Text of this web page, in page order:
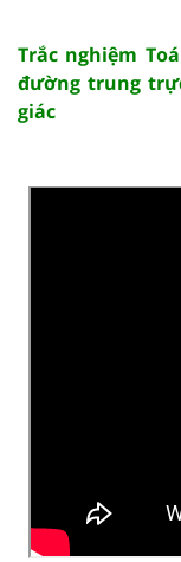
Trắc nghiệm
đường trung
giác